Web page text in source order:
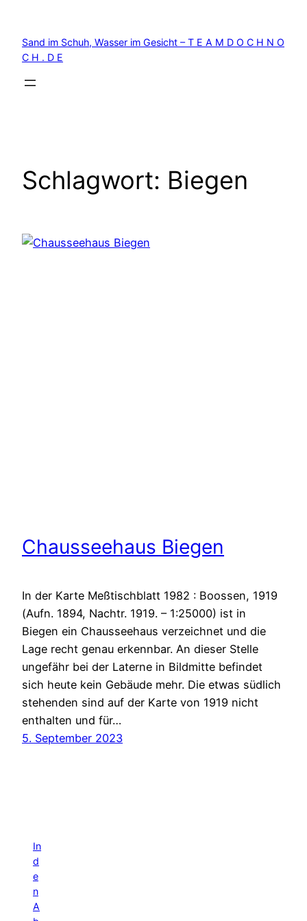
springen
Sand im Schuh, Wasser im Gesicht – T E A M D O C H N O
C H . D E
Schlagwort: Biegen
Chausseehaus Biegen
In der Karte Meßtischblatt 1982 : Boossen, 1919
(Aufn. 1894, Nachtr. 1919. – 1:25000) ist in
Biegen ein Chausseehaus verzeichnet und die
Lage recht genau erkennbar. An dieser Stelle
ungefähr bei der Laterne in Bildmitte befindet
sich heute kein Gebäude mehr. Die etwas südlich
stehenden sind auf der Karte von 1919 nicht
enthalten und für…
5. September 2023
In
d
e
n
A